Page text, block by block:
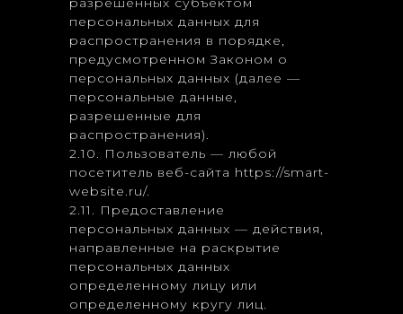
персональных данных для
распространения в порядке,
предусмотренном Законом о
персональных данных (далее —
персональные данные,
разрешенные для
распространения).
2.10. Пользователь — любой
посетитель веб-сайта https://smart-
website.ru/.
2.11. Предоставление
персональных данных — действия,
направленные на раскрытие
персональных данных
определенному лицу или
определенному кругу лиц.